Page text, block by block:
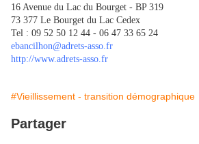
16 Avenue du Lac du Bourget - BP 319
73 377 Le Bourget du Lac Cedex
Tel : 09 52 50 12 44 - 06 47 33 65 24
ebancilhon@adrets-asso.fr
http://www.adrets-asso.fr
#Vieillissement - transition démographique
Partager